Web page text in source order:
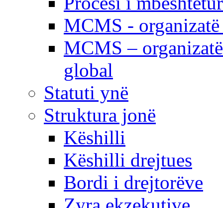
MCMS -
MCMS –
global
Statuti ynë
Struktura jonë
Këshilli
Këshilli drejtues
Bordi i drejtorëve